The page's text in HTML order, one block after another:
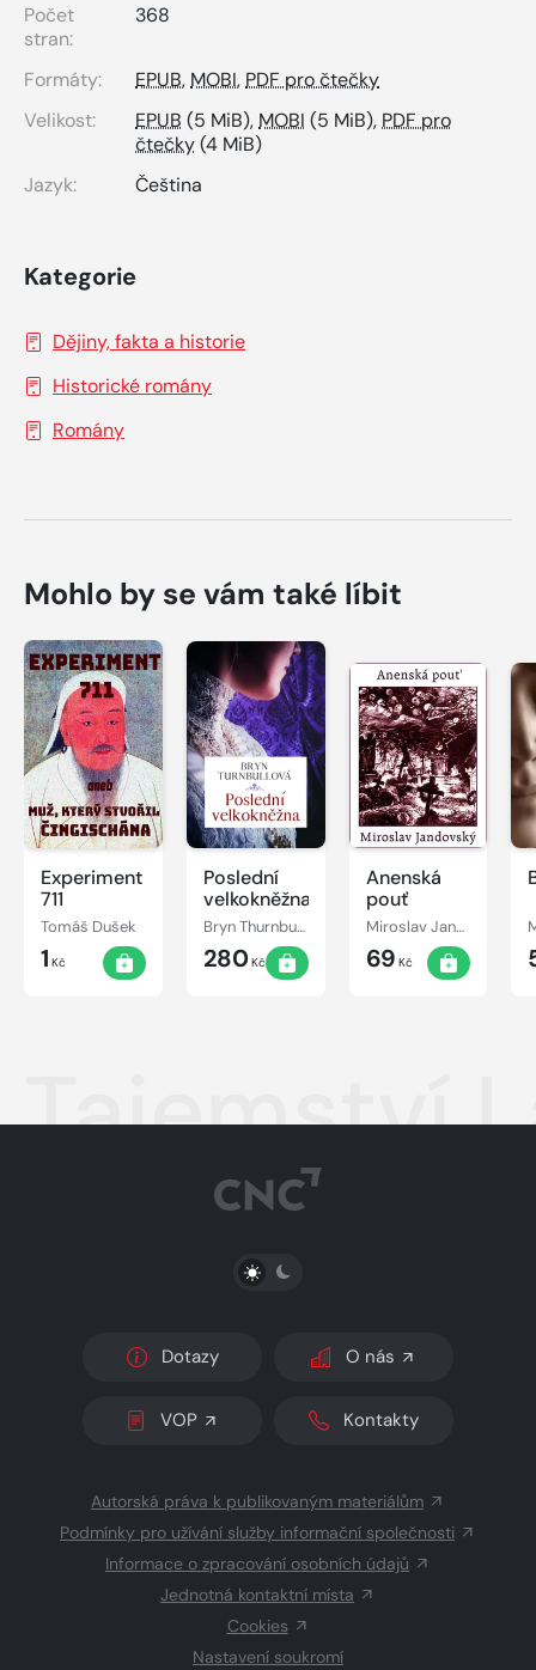
Počet
stran:
368
Formáty: EPUB,MOBI,PDF pro čtečky
Velikost:
EPUB (5 MiB),MOBI (5 MiB),PDF pro
čtečky(4 MiB)
Jazyk:
Čeština
Kategorie
Dějiny, fakta a historie
Historické romány
Romány
Mohlo by se vám také líbit
Experiment
711
Tomáš Dušek
1 Kč
Poslední
velkokněžna
Bryn Thurnbullová
280Kč
Anenská
pouť
Miroslav Jandovský
69 Kč
Tajemství
PŘEPNOUT SVĚTLÝ/TMAVÝ REŽIM
Dotazy O nás
VOP Kontakty
Autorská práva k publikovaným materiálům
Podmínky pro užívání služby informační společnosti
Informace o zpracování osobních údajů
Jednotná kontaktní místa
Cookies
Nastavení soukromí